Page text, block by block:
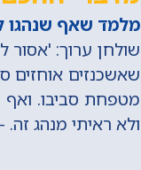
מלמד שאף שנהגו
שולחן ערוך:
שאשכנזים אוחזים
מטפחת סביבו.
ולא ראיתי מנהג זה.